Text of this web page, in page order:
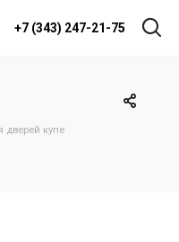
+7 (343) 247-21-75
дверей купе